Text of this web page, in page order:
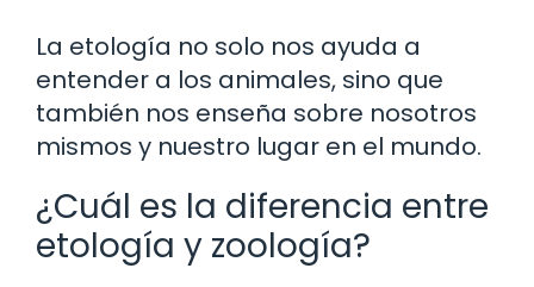
La etología no solo nos ayuda a
entender a los animales, sino que
también nos enseña sobre nosotros
mismos y nuestro lugar en el mundo.
¿Cuál es la diferencia entre
etología y zoología?